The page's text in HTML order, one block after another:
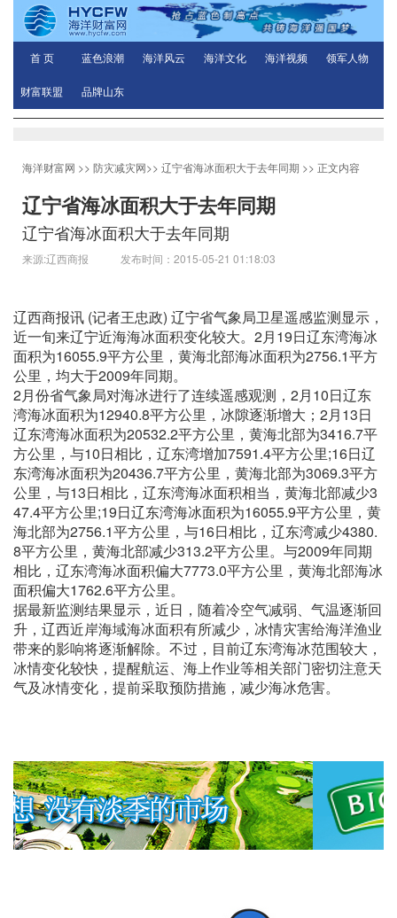
首 页 蓝色浪潮 海洋风云 海洋文化 海洋视频 领军人物
财富联盟 品牌山东
海洋财富网 >> 防灾减灾网>> 辽宁省海冰面积大于去年同期 >> 正文内容
辽宁省海冰面积大于去年同期
辽宁省海冰面积大于去年同期
来源:辽西商报 发布时间：2015-05-21 01:18:03
辽西商报讯 (记者王忠政) 辽宁省气象局卫星遥感监测显示，
近一旬来辽宁近海海冰面积变化较大。2月19日辽东湾海冰
面积为16055.9平方公里，黄海北部海冰面积为2756.1平方
公里，均大于2009年同期。
2月份省气象局对海冰进行了连续遥感观测，2月10日辽东
湾海冰面积为12940.8平方公里，冰隙逐渐增大；2月13日
辽东湾海冰面积为20532.2平方公里，黄海北部为3416.7平
方公里，与10日相比，辽东湾增加7591.4平方公里;16日辽
东湾海冰面积为20436.7平方公里，黄海北部为3069.3平方
公里，与13日相比，辽东湾海冰面积相当，黄海北部减少3
47.4平方公里;19日辽东湾海冰面积为16055.9平方公里，黄
海北部为2756.1平方公里，与16日相比，辽东湾减少4380.
8平方公里，黄海北部减少313.2平方公里。与2009年同期
相比，辽东湾海冰面积偏大7773.0平方公里，黄海北部海冰
面积偏大1762.6平方公里。
据最新监测结果显示，近日，随着冷空气减弱、气温逐渐回
升，辽西近岸海域海冰面积有所减少，冰情灾害给海洋渔业
带来的影响将逐渐解除。不过，目前辽东湾海冰范围较大，
冰情变化较快，提醒航运、海上作业等相关部门密切注意天
气及冰情变化，提前采取预防措施，减少海冰危害。